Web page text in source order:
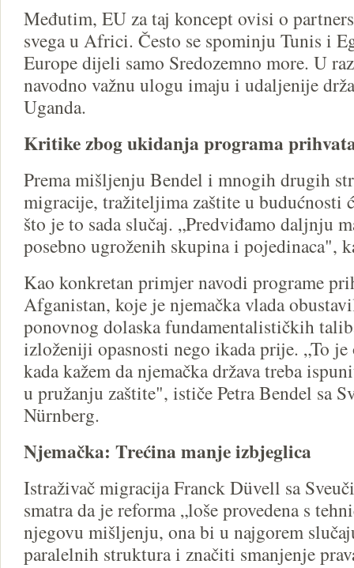
Međutim, EU za taj koncept ovisi o
svega u Africi. Često se spominju Tunis i
Europe dijeli samo Sredozemno more. U
navodno važnu ulogu imaju i udaljenije
Uganda.
Kritike zbog ukidanja programa
Prema mišljenju Bendel i mnogih drugih
migracije, tražiteljima zaštite u budućnosti
što je to sada slučaj. „Predviđamo daljnju
posebno ugroženih skupina i pojedinaca",
Kao konkretan primjer navodi programe
Afganistan, koje je njemačka vlada
ponovnog dolaska fundamentalističkih
izloženiji opasnosti nego ikada prije. „To
kada kažem da njemačka država treba
u pružanju zaštite", ističe Petra Bendel sa
Nürnberg.
Njemačka: Trećina manje izbjeglica
Istraživač migracija Franck Düvell sa
smatra da je reforma „loše provedena s
njegovu mišljenju, ona bi u najgorem
paralelnih struktura i značiti smanjenje